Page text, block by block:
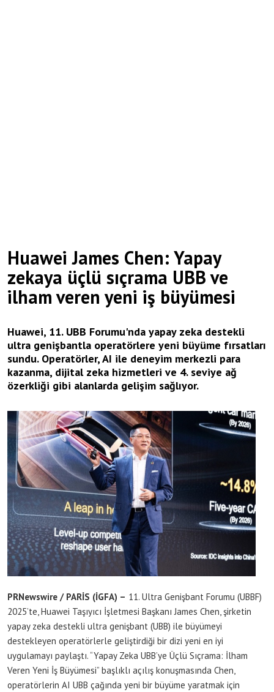
Huawei James Chen: Yapay
zekaya üçlü sıçrama UBB ve
ilham veren yeni iş büyümesi
Huawei, 11. UBB Forumu'nda yapay zeka destekli
ultra genişbantla operatörlere yeni büyüme fırsatları
sundu. Operatörler, AI ile deneyim merkezli para
kazanma, dijital zeka hizmetleri ve 4. seviye ağ
özerkliği gibi alanlarda gelişim sağlıyor.
PRNewswire / PARİS (İGFA) – 11. Ultra Genişbant Forumu (UBBF)
2025’te, Huawei Taşıyıcı İşletmesi Başkanı James Chen, şirketin
yapay zeka destekli ultra genişbant (UBB) ile büyümeyi
destekleyen operatörlerle geliştirdiği bir dizi yeni en iyi
uygulamayı paylaştı. “Yapay Zeka UBB’ye Üçlü Sıçrama: İlham
Veren Yeni İş Büyümesi” başlıklı açılış konuşmasında Chen,
operatörlerin AI UBB çağında yeni bir büyüme yaratmak için